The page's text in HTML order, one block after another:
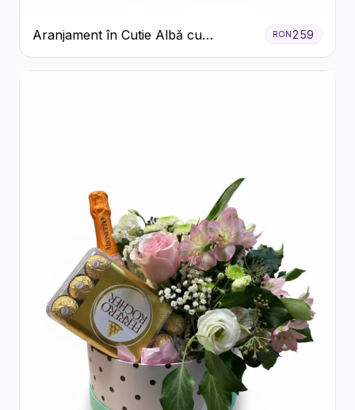
Aranjament în Cutie Albă cu
Trandafiri Roșii și Lisianthus
RON259